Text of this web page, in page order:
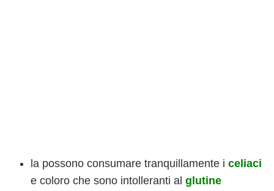
la possono consumare tranquillamente i celiaci
e coloro che sono intolleranti al glutine